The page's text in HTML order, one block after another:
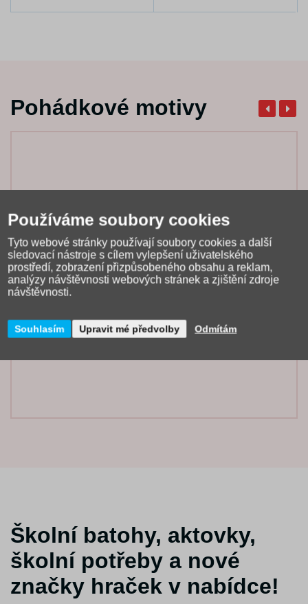
Pohádkové motivy
Školní batohy, aktovky,
školní potřeby a nové
značky hraček v nabídce!
Používáme soubory cookies
Tyto webové stránky používají soubory cookies a další
sledovací nástroje s cílem vylepšení uživatelského
prostředí, zobrazení přizpůsobeného obsahu a reklam,
analýzy návštěvnosti webových stránek a zjištění zdroje
návštěvnosti.
Souhlasím Upravit mé předvolby Odmítám